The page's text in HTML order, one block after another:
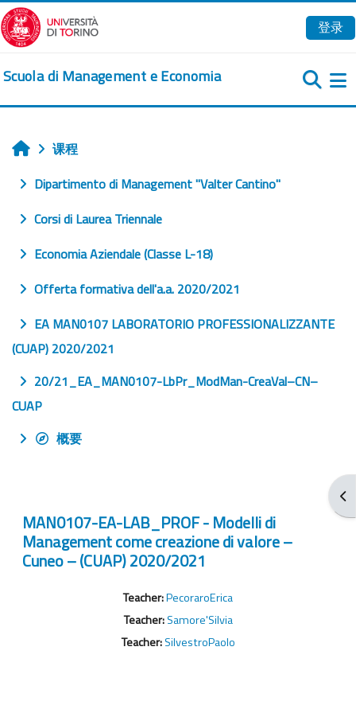
跳到主要内容
登录
Scuola di Management e Economia
打
首页课程
Dipartimento di Management "Valter Cantino"
Corsi di Laurea Triennale
Economia Aziendale (Classe L-18)
Offerta formativa dell'a.a. 2020/2021
EA MAN0107 LABORATORIO PROFESSIONALIZZANTE
(CUAP) 2020/2021
20/21_EA_MAN0107-LbPr_ModMan-CreaVal–CN–
CUAP
概要
MAN0107-EA-LAB_PROF - Modelli di
Management come creazione di valore –
Cuneo – (CUAP) 2020/2021
Teacher:PecoraroErica
Teacher:Samore'Silvia
Teacher:SilvestroPaolo